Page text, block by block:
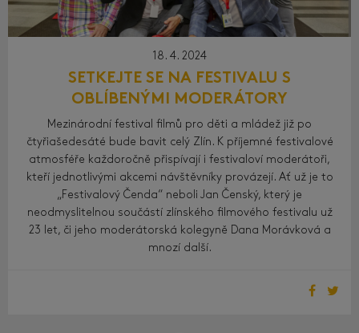
18. 4. 2024
SETKEJTE SE NA FESTIVALU S
OBLÍBENÝMI MODERÁTORY
Mezinárodní festival filmů pro děti a mládež již po
čtyřiašedesáté bude bavit celý Zlín. K příjemné festivalové
atmosféře každoročně přispívají i festivaloví moderátoři,
kteří jednotlivými akcemi návštěvníky provázejí. Ať už je to
„Festivalový Čenda“ neboli Jan Čenský, který je
neodmyslitelnou součástí zlínského filmového festivalu už
23 let, či jeho moderátorská kolegyně Dana Morávková a
mnozí další.